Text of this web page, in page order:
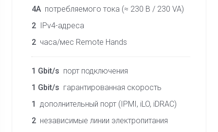
4A потребляемого тока (≈ 230 В / 230 VA)
2 IPv4-адреса
2 часа/мес Remote Hands
1 Gbit/s порт подключения
1 Gbit/s гарантированная скорость
1 дополнительный порт (IPMI, iLO, iDRAC)
2 независимые линии электропитания